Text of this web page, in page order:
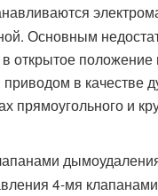
Основным
в открытое
в качестве
прямоугольного и
4-мя